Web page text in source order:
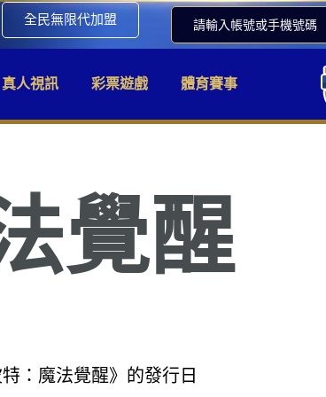
全民無限代加盟 請輸入帳號或手機號碼
真人視訊 彩票遊戲 體育賽事
覺醒